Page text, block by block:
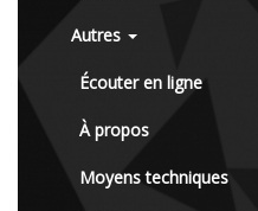
Autres
Écouter en ligne
À propos
Moyens techniques